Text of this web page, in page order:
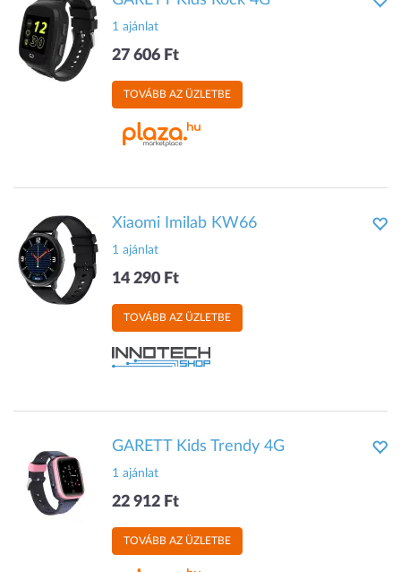
1 ajánlat
27 606 Ft
TOVÁBB AZ ÜZLETBE
Xiaomi Imilab KW66
1 ajánlat
14 290 Ft
TOVÁBB AZ ÜZLETBE
GARETT Kids Trendy 4G
1 ajánlat
22 912 Ft
TOVÁBB AZ ÜZLETBE